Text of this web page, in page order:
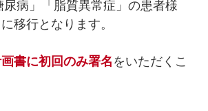
病」「脂質異常症」の患者様
移行となります。
書に初回のみ署名 をいただくこ